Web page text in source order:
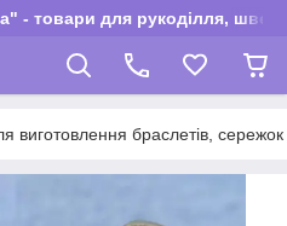
- товари для рукоділля,
виготовлення браслетів,